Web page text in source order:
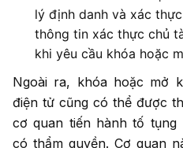
lý định danh và xác
thông tin xác thực chủ
khi yêu cầu khóa hoặc
Ngoài ra, khóa hoặc mở
điện tử cũng có thể được
cơ quan tiến hành tố
có thẩm quyền. Cơ quan